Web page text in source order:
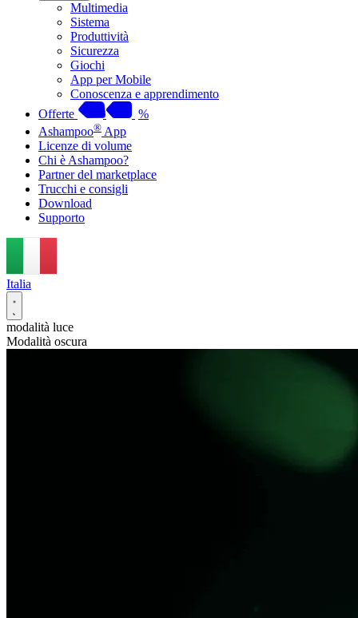
Multimedia
Sistema
Produttività
Sicurezza
Giochi
App per Mobile
Conoscenza e apprendimento
Offerte
%
Ashampoo® App
Licenze di volume
Chi è Ashampoo?
Partner del marketplace
Trucchi e consigli
Download
Supporto
Italia
modalità luce
Modalità oscura